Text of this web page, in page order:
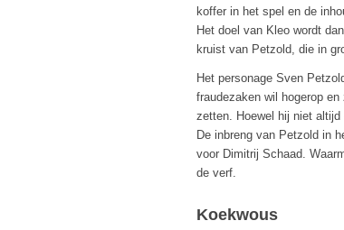
koffer in het spel en de
Het doel van Kleo wordt
kruist van Petzold, die in
Het personage Sven
fraudezaken wil hogerop
zetten. Hoewel hij niet
De inbreng van Petzold in
voor Dimitrij Schaad.
de verf.
Koekwous